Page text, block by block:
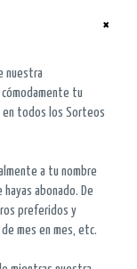
×
nuestra
tu
en todos los Sorteos
a tu nombre
abonado. De
preferidos y
mes en mes, etc.